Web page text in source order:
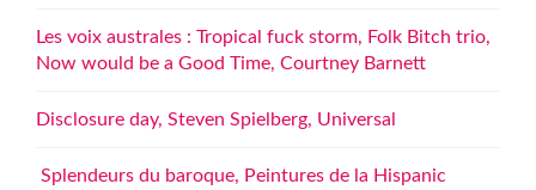
Les voix australes : Tropical fuck storm, Folk Bitch trio,
Now would be a Good Time, Courtney Barnett
Disclosure day, Steven Spielberg, Universal
Splendeurs du baroque, Peintures de la Hispanic